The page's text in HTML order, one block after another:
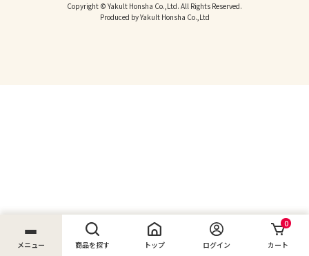
メニュー 商品を探す トップ ログイン
0
カート
Copyright © Yakult Honsha Co.,Ltd. All Rights Reserved.
Produced by Yakult Honsha Co.,Ltd